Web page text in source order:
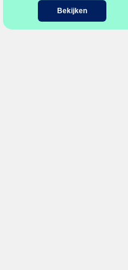
Bekijken